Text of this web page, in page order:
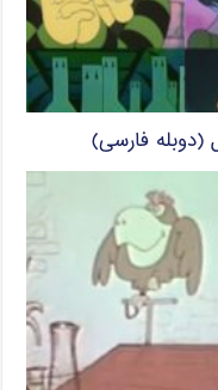
(دوبله فارسی)